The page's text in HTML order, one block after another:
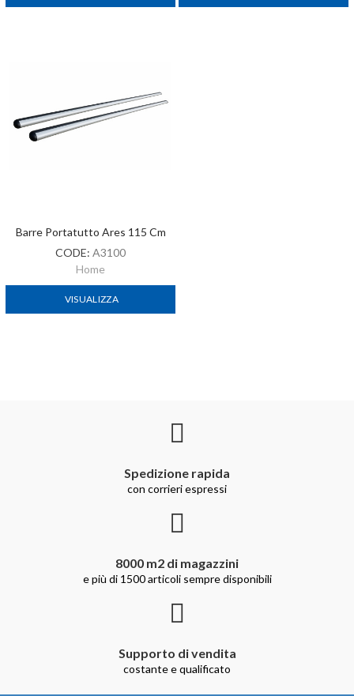
Barre Portatutto Ares 115 Cm
CODE: A3100
Home
VISUALIZZA
Spedizione rapida
con corrieri espressi
8000 m2 di magazzini
e più di 1500 articoli sempre disponibili
Supporto di vendita
costante e qualificato